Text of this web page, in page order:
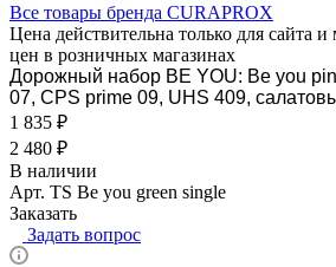
Все товары бренда CURAPROX
Цена действительна только для сайта и
цен в розничных магазинах
Дорожный набор BE YOU: Be you
07, CPS prime 09, UHS 409,
1 835 ₽
2 480 ₽
В наличии
Арт. TS Be you green single
Заказать
Задать вопрос